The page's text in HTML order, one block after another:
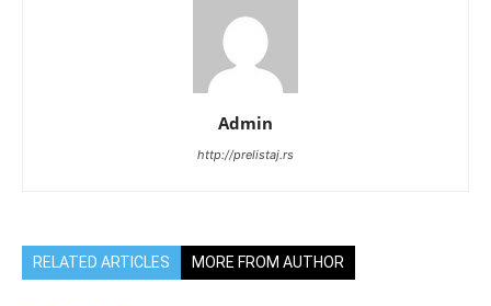
Admin
http://prelistaj.rs
RELATED ARTICLES MORE FROM AUTHOR